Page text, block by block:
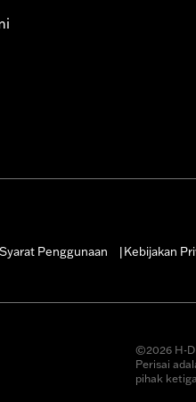
Penggunaan
Kebijakan
©2026 H-D
Perisai
pihak